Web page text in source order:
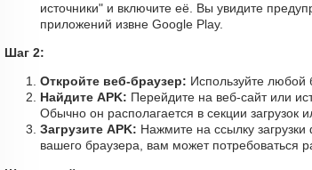
источники" и включите её. Вы увидите
приложений извне Google Play.
Шаг 2:
Откройте веб-браузер: Используйте любой
Найдите APK: Перейдите на веб-сайт или
Обычно он располагается в секции загрузок
Загрузите APK: Нажмите на ссылку
вашего браузера, вам может потребоваться